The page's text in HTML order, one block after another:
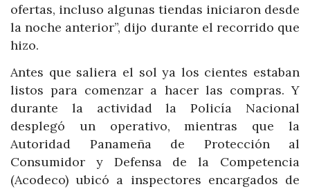
ofertas, incluso algunas tiendas iniciaron desde
la noche anterior”, dijo durante el recorrido que
hizo.
Antes que saliera el sol ya los cientes estaban
listos para comenzar a hacer las compras. Y
durante la actividad la Policía Nacional
desplegó un operativo, mientras que la
Autoridad Panameña de Protección al
Consumidor y Defensa de la Competencia
(Acodeco) ubicó a inspectores encargados de